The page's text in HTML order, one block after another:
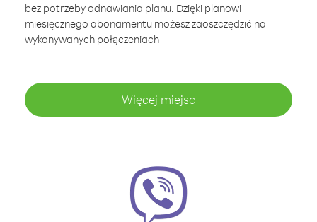
bez potrzeby odnawiania planu. Dzięki planowi
miesięcznego abonamentu możesz zaoszczędzić na
wykonywanych połączeniach
Więcej miejsc